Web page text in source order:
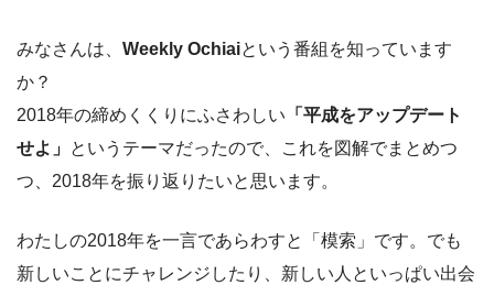
みなさんは、 Weekly Ochiaiという番組を知っています
か？
2018年の締めくくりにふさわしい 「平成をアップデート
せよ」 というテーマだったので、これを図解でまとめつ
つ、2018年を振り返りたいと思います。
わたしの2018年を一言であらわすと「模索」です。でも
新しいことにチャレンジしたり、新しい人といっぱい出会